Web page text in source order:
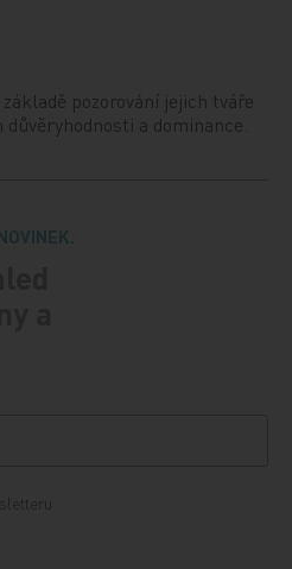
pozorování jejich tváře
a dominance.